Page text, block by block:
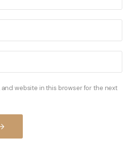
and website in this browser for the next